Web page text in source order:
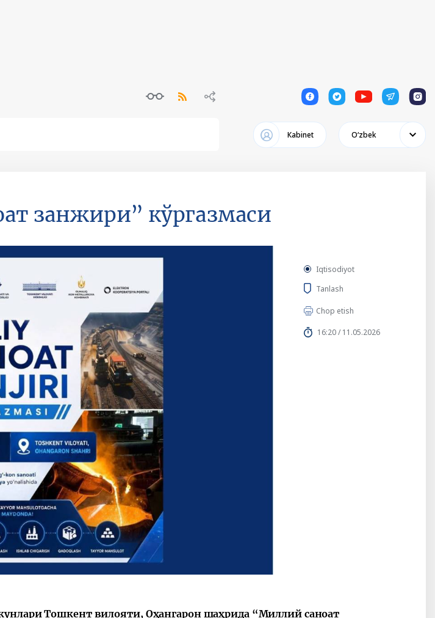
1 1 1 1 1
Кabinet Oʻzbek
Yaponiya hamkorligi
Pokiston hamkorligi
занжири” кўргазмаси
Iqtisodiyot
Tanlash
Chop etish
16:20 / 11.05.2026
Тошкент вилояти, Оҳангарон шаҳрида “Миллий саноат